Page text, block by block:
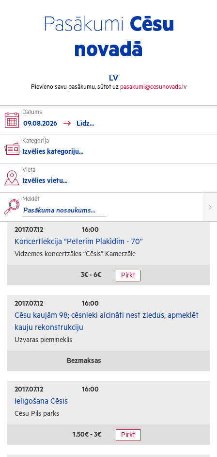
Pasākumi Cēsu
novadā
LV
Pievieno savu pasākumu, sūtot uz pasakumi@cesunovads.lv
Datums
Kategorija
Izvēlies kategoriju...
Kultūra
Izstādes
Koncerti
Izrādes
Festivāli un svētki
Kino
Citi pasākumi
Sports
Florbols
Slēpošana
Izglītība
Konferences
Kursi un semināri
Radošās darbnīcas
Vieta
Izvēlies vietu...
Meklēt
2017.07.12 16:00
Koncertlekcija “Pēterim Plakidim - 70”
Vidzemes koncertzāles “Cēsis” Kamerzāle
3€ - 6€ Pirkt
2017.07.12 16:00
Cēsu kaujām 98; cēsnieki aicināti nest ziedus, apmeklēt
kauju rekonstrukciju
Uzvaras piemineklis
Bezmaksas
2017.07.12 16:00
Ielīgošana Cēsīs
Cēsu Pils parks
1.50€ - 3€ Pirkt